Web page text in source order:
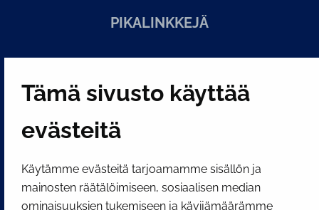
Tämä sivusto käyttää
evästeitä
Käytämme evästeitä tarjoamamme sisällön ja
mainosten räätälöimiseen, sosiaalisen median
ominaisuuksien tukemiseen ja kävijämäärämme
PI­KA­LINK­KE­JÄ
SOSIAALINEN MEDIA